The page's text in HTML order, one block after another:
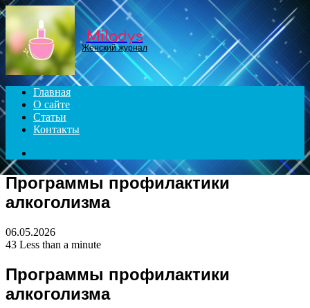
Menu
Miladys
Женский журнал
Главная
О сайте
Статьи
Контакты
Программы профилактики
алкоголизма
06.05.2026
43 Less than a minute
Программы профилактики
алкоголизма